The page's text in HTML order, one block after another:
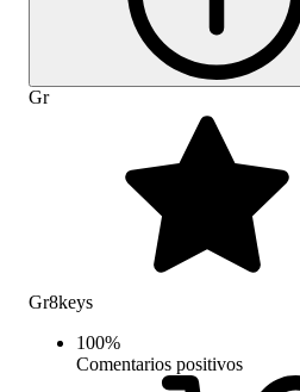
Gr
Gr8keys
100%
Comentarios positivos